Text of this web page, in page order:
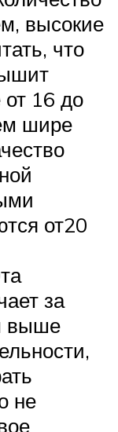
высокие
что
от 16 до
шире
от20
за
выше
не